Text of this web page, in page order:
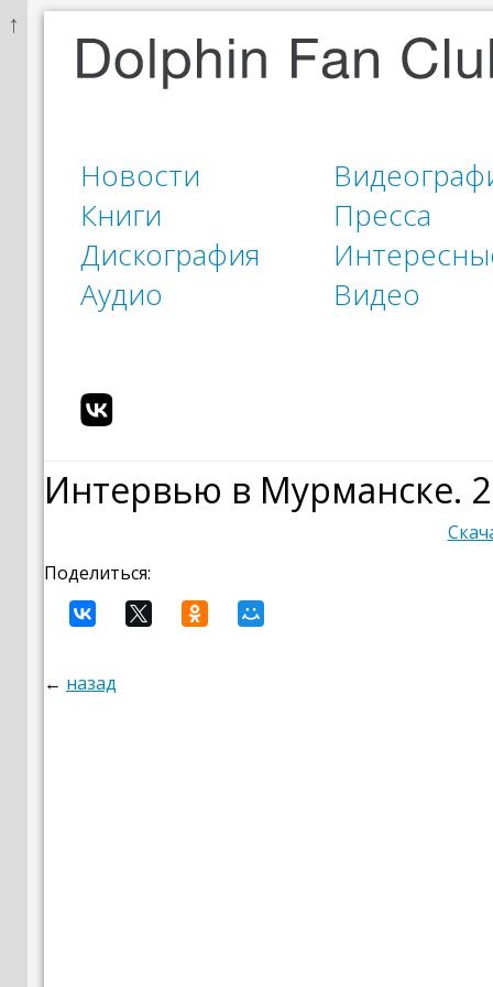
↑
Новости
Книги
Дискография
Аудио
Пресса
Видео
Интервью в Мурманске.
Поделиться:
← назад